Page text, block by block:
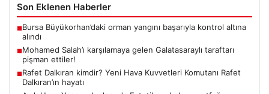
Son Eklenen Haberler
■Bursa Büyükorhan’daki orman yangını başarıyla kontrol altına
alındı
■Mohamed Salah’ı karşılamaya gelen Galatasaraylı taraftarı
pişman ettiler!
■Rafet Dalkıran kimdir? Yeni Hava Kuvvetleri Komutanı Rafet
Dalkıran’ın hayatı